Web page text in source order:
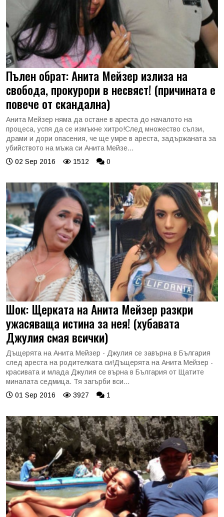
Пълен обрат: Анита Мейзер излиза на
свобода, прокурори в несвяст! (причината е
повече от скандална)
Анита Мейзер няма да остане в ареста до началото на
процеса, успя да се измъкне хитро!След множество сълзи,
драми и дори опасения, че ще умре в ареста, задържаната за
убийството на мъжа си Анита Мейзе...
02 Sep 2016
1512 0
Шок: Щерката на Анита Мейзер разкри
ужасяваща истина за нея! (хубавата
Джулия смая всички)
Дъщерята на Анита Мейзер - Джулия се завърна в България
след ареста на родителката си!Дъщерята на Анита Мейзер -
красивата и млада Джулия се върна в България от Щатите
миналата седмица. Тя загърби вси...
01 Sep 2016
3927 1